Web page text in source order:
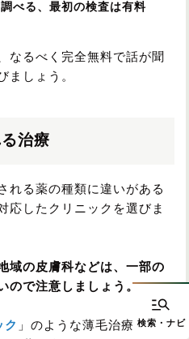
べる、最初の検査は有料
なるべく完全無料で話が聞
ましょう。
治療
れる薬の種類に違いがある
応したクリニックを選びま
域の皮膚科などは、一部の
ので注意しましょう。
ク 」のような薄毛治療専門の